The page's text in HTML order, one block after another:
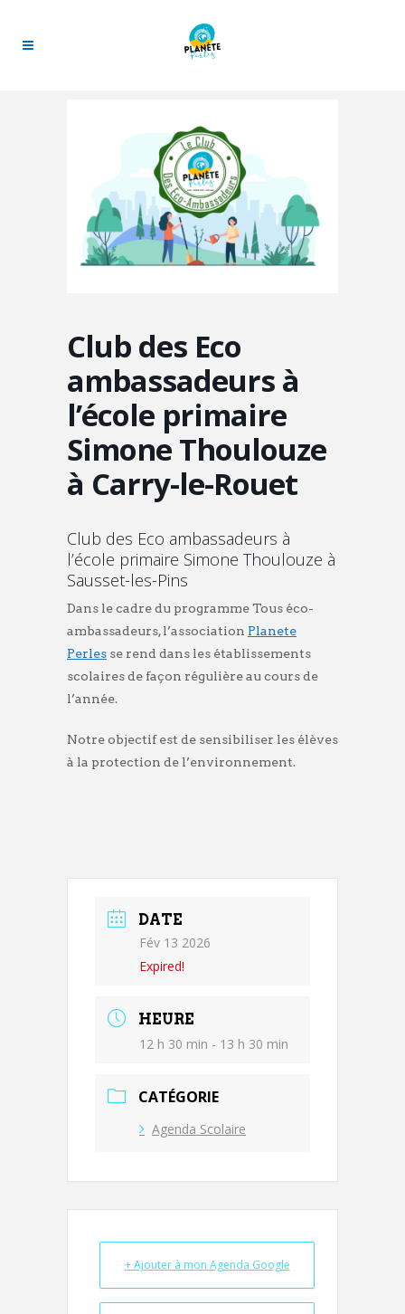
Club des Eco
ambassadeurs à
l’école primaire
Simone Thoulouze
à Carry-le-Rouet
Club des Eco ambassadeurs à
l’école primaire Simone Thoulouze à
Sausset-les-Pins
Dans le cadre du programme Tous éco-
ambassadeurs, l’association Planete
Perles se rend dans les établissements
scolaires de façon régulière au cours de
l’année.
Notre objectif est de sensibiliser les élèves
à la protection de l’environnement.
DATE
Fév 13 2026
Expired!
HEURE
12 h 30 min - 13 h 30 min
CATÉGORIE
Agenda Scolaire
+ Ajouter à mon Agenda Google